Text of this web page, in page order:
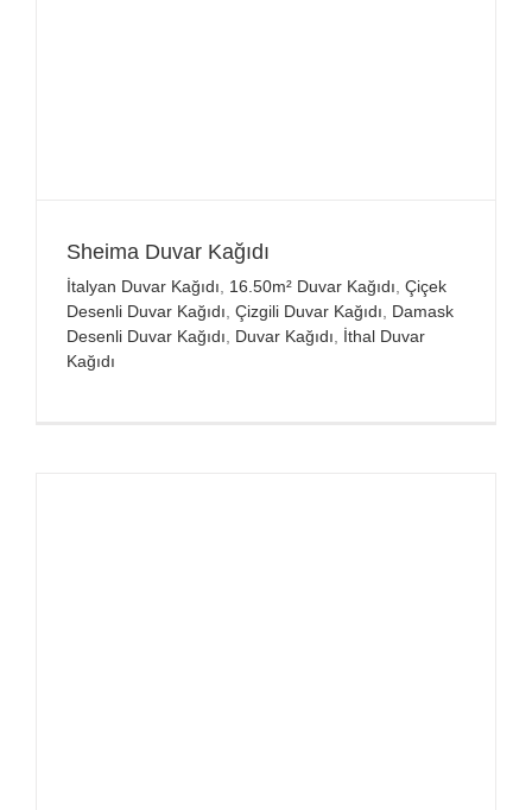
Sheima Duvar Kağıdı
İtalyan Duvar Kağıdı 16.50m² Duvar Kağıdı Çiçek
Desenli Duvar Kağıdı Çizgili Duvar Kağıdı
Damask
Desenli Duvar Kağıdı
Duvar Kağıdı
İthal Duvar
Kağıdı